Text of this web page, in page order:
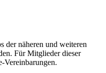
näheren und weiteren
Für Mitglieder dieser
Vereinbarungen.